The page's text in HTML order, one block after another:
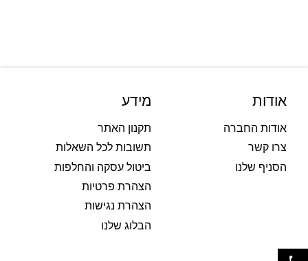
אודות
אודות החברה
צרו קשר
הסניף שלנו
מידע
תקנון האתר
תשובות לכל השאלות
ביטול עסקה והחלפות
הצהרת פרטיות
הצהרת נגישות
הבלוג שלנו
פתח סרגל נגישות